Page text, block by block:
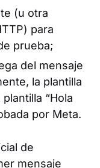
(u otra
para
prueba;
del mensaje
la plantilla
“Hola
por Meta.
de
mensaje